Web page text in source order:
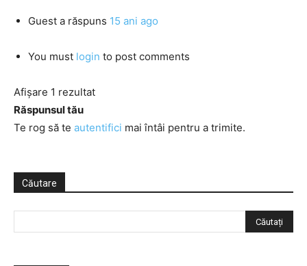
Guest a răspuns 15 ani ago
You must login to post comments
Afișare 1 rezultat
Răspunsul tău
Te rog să te autentifici mai întâi pentru a trimite.
Căutare